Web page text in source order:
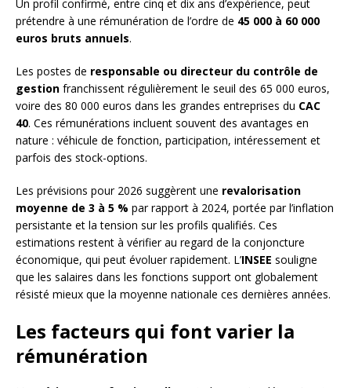
Un profil confirmé, entre cinq et dix ans d’expérience, peut
prétendre à une rémunération de l’ordre de 45 000 à 60 000
euros bruts annuels.
Les postes de responsable ou directeur du contrôle de
gestion franchissent régulièrement le seuil des 65 000 euros,
voire des 80 000 euros dans les grandes entreprises du CAC
40. Ces rémunérations incluent souvent des avantages en
nature : véhicule de fonction, participation, intéressement et
parfois des stock-options.
Les prévisions pour 2026 suggèrent une revalorisation
moyenne de 3 à 5 % par rapport à 2024, portée par l’inflation
persistante et la tension sur les profils qualifiés. Ces
estimations restent à vérifier au regard de la conjoncture
économique, qui peut évoluer rapidement. L’INSEE souligne
que les salaires dans les fonctions support ont globalement
résisté mieux que la moyenne nationale ces dernières années.
Les facteurs qui font varier la
rémunération